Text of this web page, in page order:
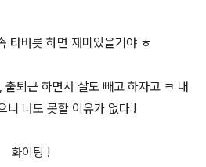
타버릇 하면 재미있을거야 ㅎ
퇴근 하면서 살도 빼고 하자고 ㅋ 내
니 너도 못할 이유가 없다 !
화이팅 !